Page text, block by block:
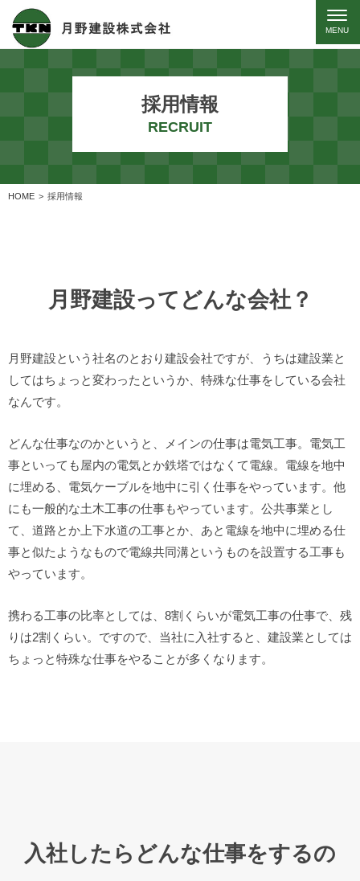
採用情報
RECRUIT
HOME 採用情報
月野建設ってどんな会社？
月野建設という社名のとおり建設会社ですが、うちは建設業と
してはちょっと変わったというか、特殊な仕事をしている会社
なんです。
どんな仕事なのかというと、メインの仕事は電気工事。電気工
事といっても屋内の電気とか鉄塔ではなくて電線。電線を地中
に埋める、電気ケーブルを地中に引く仕事をやっています。他
にも一般的な土木工事の仕事もやっています。公共事業とし
て、道路とか上下水道の工事とか、あと電線を地中に埋める仕
事と似たようなもので電線共同溝というものを設置する工事も
やっています。
携わる工事の比率としては、8割くらいが電気工事の仕事で、残
りは2割くらい。ですので、当社に入社すると、建設業としては
ちょっと特殊な仕事をやることが多くなります。
入社したらどんな仕事をするの